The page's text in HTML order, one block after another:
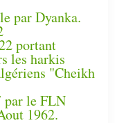
par Dyanka.
portant
les harkis
"Cheikh
par le FLN
1962.